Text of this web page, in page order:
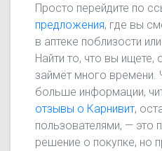
Просто перейдите по
предложения, где вы
в аптеке поблизости
Найти то, что вы ищете,
займёт много времени.
больше информации,
отзывы о Карнивит,
пользователями, — это
решение о покупке, но